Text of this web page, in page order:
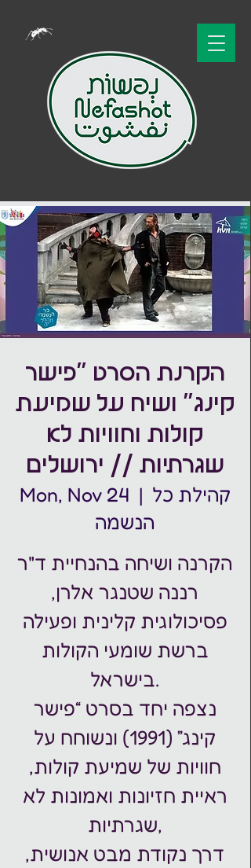
הקרנת הסרט "פישר
קינג" ושיח על שמיעת
קולות וחוויות לא
שגרתיות // ירושלים
Mon, Nov 24
  |
קהילת כל
הנשמה
הקרנה ושיחה בהנחיית ד"ר
רננה שטנגר אלרן,
פסיכולוגית קלינית ופעילה
ברשת שומעי הקולות
בישראל.
נצפה יחד בסרט “פישר
קינג” (1991) ונשוחח על
חוויות של שמיעת קולות,
ראיית חזיונות ואמונות לא
שגרתיות,
דרך נקודת מבט אנושית,